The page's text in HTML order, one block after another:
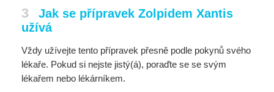
3
Jak se přípravek Zolpidem Xantis
užívá
Vždy užívejte tento přípravek přesně podle pokynů svého
lékaře. Pokud si nejste jistý(á), poraďte se se svým
lékařem nebo lékárníkem.